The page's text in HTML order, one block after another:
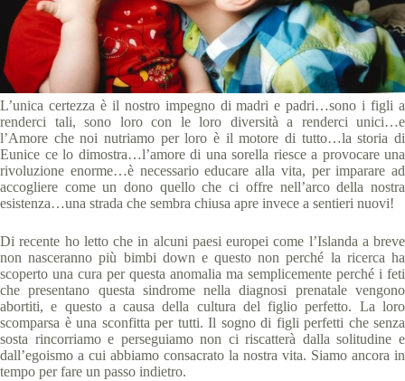
L’unica certezza è il nostro impegno di madri e padri…sono i figli a
renderci tali, sono loro con le loro diversità a renderci unici…e
l’Amore che noi nutriamo per loro è il motore di tutto…la storia di
Eunice ce lo dimostra…l’amore di una sorella riesce a provocare una
rivoluzione enorme…è necessario educare alla vita, per imparare ad
accogliere come un dono quello che ci offre nell’arco della nostra
esistenza…una strada che sembra chiusa apre invece a sentieri nuovi!
Di recente ho letto che in alcuni paesi europei come l’Islanda a breve
non nasceranno più bimbi down e questo non perché la ricerca ha
scoperto una cura per questa anomalia ma semplicemente perché i feti
che presentano questa sindrome nella diagnosi prenatale vengono
abortiti, e questo a causa della cultura del figlio perfetto. La loro
scomparsa è una sconfitta per tutti. Il sogno di figli perfetti che senza
sosta rincorriamo e perseguiamo non ci riscatterà dalla solitudine e
dall’egoismo a cui abbiamo consacrato la nostra vita. Siamo ancora in
tempo per fare un passo indietro.